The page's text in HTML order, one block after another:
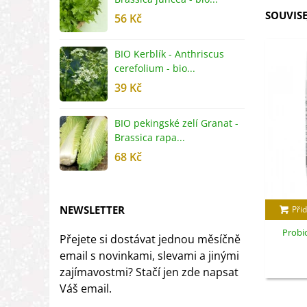
56 Kč
BIO Kerblík - Anthriscus
cerefolium - bio...
39 Kč
BIO pekingské zelí Granat -
Brassica rapa...
68 Kč
NEWSLETTER
Přejete si dostávat jednou měsíčně
email s novinkami, slevami a jinými
zajímavostmi? Stačí jen zde napsat
Váš email.